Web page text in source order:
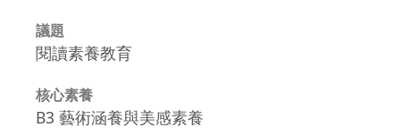
議題
閱讀素養教育
核心素養
B3 藝術涵養與美感素養